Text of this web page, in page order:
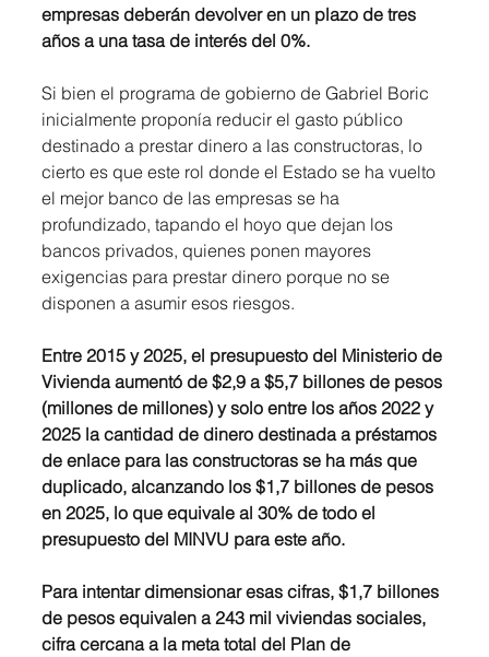
empresas deberán devolver en un plazo de tres
años a una tasa de interés del 0%.
Si bien el programa de gobierno de Gabriel Boric
inicialmente proponía reducir el gasto público
destinado a prestar dinero a las constructoras, lo
cierto es que este rol donde el Estado se ha vuelto
el mejor banco de las empresas se ha
profundizado, tapando el hoyo que dejan los
bancos privados, quienes ponen mayores
exigencias para prestar dinero porque no se
disponen a asumir esos riesgos.
Entre 2015 y 2025, el presupuesto del Ministerio de
Vivienda aumentó de $2,9 a $5,7 billones de pesos
(millones de millones) y solo entre los años 2022 y
2025 la cantidad de dinero destinada a préstamos
de enlace para las constructoras se ha más que
duplicado, alcanzando los $1,7 billones de pesos
en 2025, lo que equivale al 30% de todo el
presupuesto del MINVU para este año.
Para intentar dimensionar esas cifras, $1,7 billones
de pesos equivalen a 243 mil viviendas sociales,
cifra cercana a la meta total del Plan de